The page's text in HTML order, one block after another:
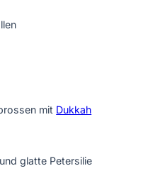
mit Dukkah
glatte Petersilie